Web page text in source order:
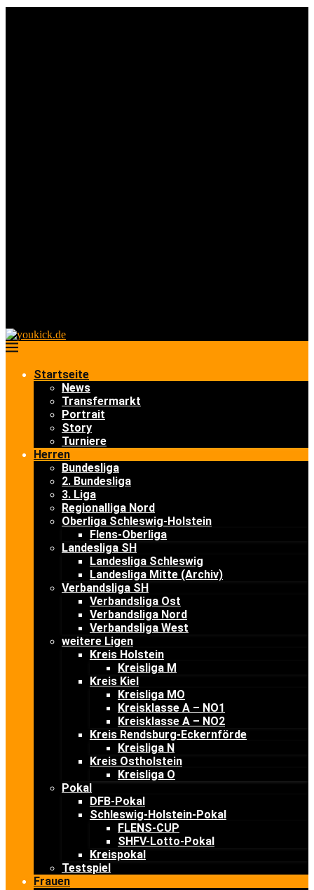
Startseite
News
Transfermarkt
Portrait
Story
Turniere
Herren
Bundesliga
2. Bundesliga
3. Liga
Regionalliga Nord
Oberliga Schleswig-Holstein
Flens-Oberliga
Landesliga SH
Landesliga Schleswig
Landesliga Mitte (Archiv)
Verbandsliga SH
Verbandsliga Ost
Verbandsliga Nord
Verbandsliga West
weitere Ligen
Kreis Holstein
Kreisliga M
Kreis Kiel
Kreisliga MO
Kreisklasse A – NO1
Kreisklasse A – NO2
Kreis Rendsburg-Eckernförde
Kreisliga N
Kreis Ostholstein
Kreisliga O
Pokal
DFB-Pokal
Schleswig-Holstein-Pokal
FLENS-CUP
SHFV-Lotto-Pokal
Kreispokal
Testspiel
Frauen